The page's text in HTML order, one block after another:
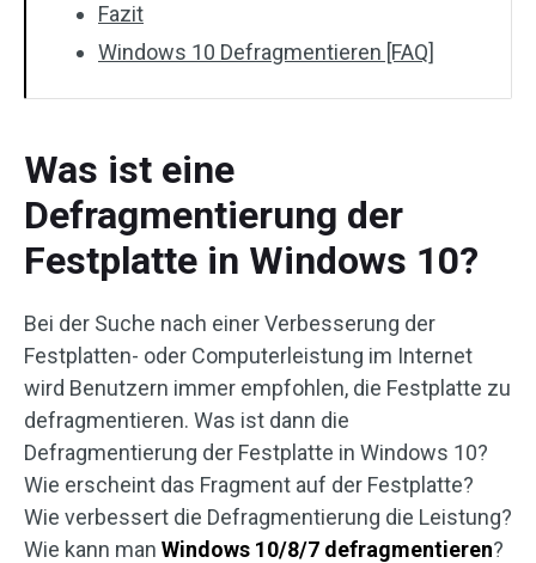
Fazit
Windows 10 Defragmentieren [FAQ]
Was ist eine
Defragmentierung der
Festplatte in Windows 10?
Bei der Suche nach einer Verbesserung der
Festplatten- oder Computerleistung im Internet
wird Benutzern immer empfohlen, die Festplatte zu
defragmentieren. Was ist dann die
Defragmentierung der Festplatte in Windows 10?
Wie erscheint das Fragment auf der Festplatte?
Wie verbessert die Defragmentierung die Leistung?
Wie kann man Windows 10/8/7 defragmentieren?